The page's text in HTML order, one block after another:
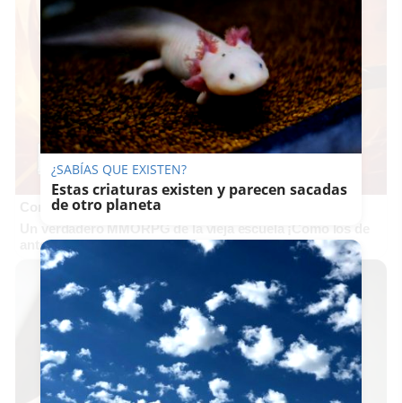
Corepunk MMORPG
Un verdadero MMORPG de la vieja escuela ¡Cómo los de
antes, pero mejor!
¿SABÍAS QUE EXISTEN?
Estas criaturas existen y parecen sacadas
de otro planeta